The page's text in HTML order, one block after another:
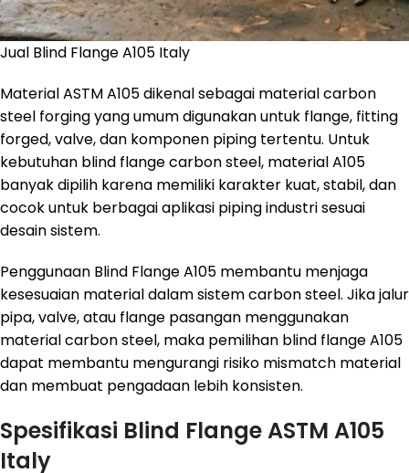
Jual Blind Flange A105 Italy
Material ASTM A105 dikenal sebagai material carbon
steel forging yang umum digunakan untuk flange, fitting
forged, valve, dan komponen piping tertentu. Untuk
kebutuhan blind flange carbon steel, material A105
banyak dipilih karena memiliki karakter kuat, stabil, dan
cocok untuk berbagai aplikasi piping industri sesuai
desain sistem.
Penggunaan Blind Flange A105 membantu menjaga
kesesuaian material dalam sistem carbon steel. Jika jalur
pipa, valve, atau flange pasangan menggunakan
material carbon steel, maka pemilihan blind flange A105
dapat membantu mengurangi risiko mismatch material
dan membuat pengadaan lebih konsisten.
Spesifikasi Blind Flange ASTM A105
Italy